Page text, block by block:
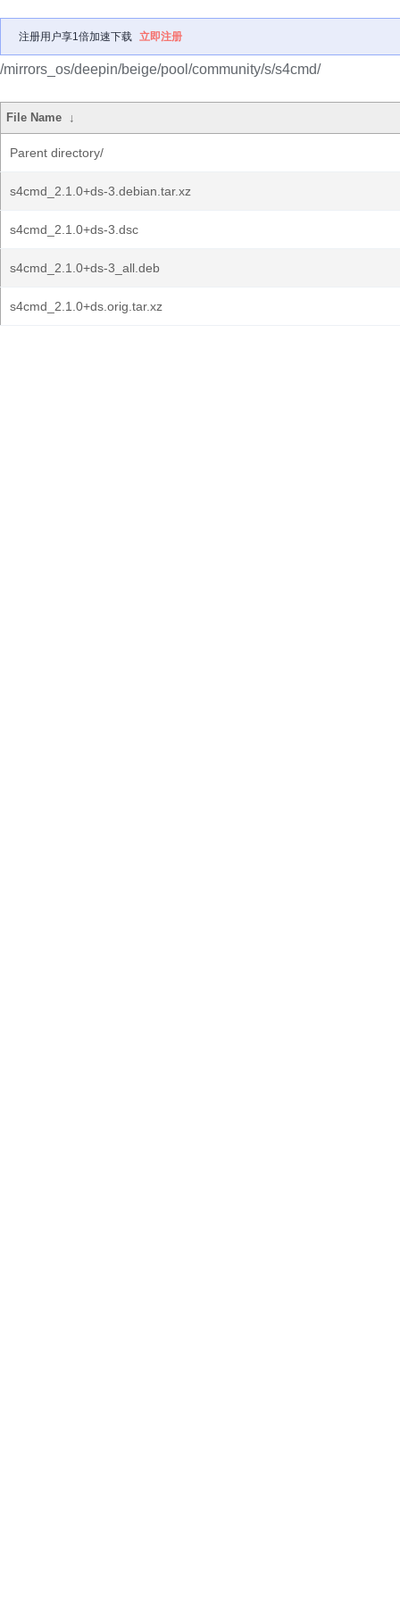
注册用户享1倍加速下载 立即注册
/mirrors_os/deepin/beige/pool/community/s/s4cmd/
File Name ↓
Parent directory/
s4cmd_2.1.0+ds-3.debian.tar.xz
s4cmd_2.1.0+ds-3.dsc
s4cmd_2.1.0+ds-3_all.deb
s4cmd_2.1.0+ds.orig.tar.xz